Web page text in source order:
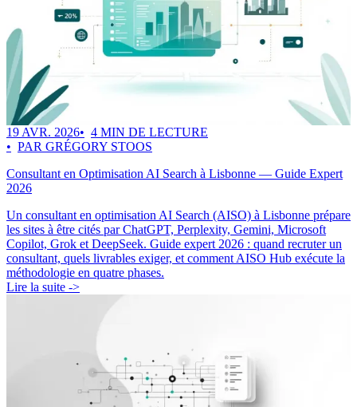
19 AVR. 2026
4 MIN DE LECTURE
PAR GRÉGORY STOOS
Consultant en Optimisation AI Search à Lisbonne — Guide Expert
2026
Un consultant en optimisation AI Search (AISO) à Lisbonne prépare
les sites à être cités par ChatGPT, Perplexity, Gemini, Microsoft
Copilot, Grok et DeepSeek. Guide expert 2026 : quand recruter un
consultant, quels livrables exiger, et comment AISO Hub exécute la
méthodologie en quatre phases.
Lire la suite ->